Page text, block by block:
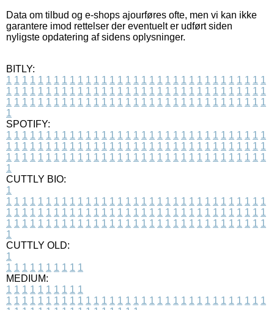
Data om tilbud og e-shops ajourføres ofte, men vi kan ikke
garantere imod rettelser der eventuelt er udført siden
nyligste opdatering af sidens oplysninger.
BITLY:
1 1 1 1 1 1 1 1 1 1 1 1 1 1 1 1 1 1 1 1 1 1 1 1 1 1 1 1 1 1 1 1 1
1 1 1 1 1 1 1 1 1 1 1 1 1 1 1 1 1 1 1 1 1 1 1 1 1 1 1 1 1 1 1 1 1
1 1 1 1 1 1 1 1 1 1 1 1 1 1 1 1 1 1 1 1 1 1 1 1 1 1 1 1 1 1 1 1 1
1
SPOTIFY:
1 1 1 1 1 1 1 1 1 1 1 1 1 1 1 1 1 1 1 1 1 1 1 1 1 1 1 1 1 1 1 1 1
1 1 1 1 1 1 1 1 1 1 1 1 1 1 1 1 1 1 1 1 1 1 1 1 1 1 1 1 1 1 1 1 1
1 1 1 1 1 1 1 1 1 1 1 1 1 1 1 1 1 1 1 1 1 1 1 1 1 1 1 1 1 1 1 1 1
1
CUTTLY BIO:
1
1 1 1 1 1 1 1 1 1 1 1 1 1 1 1 1 1 1 1 1 1 1 1 1 1 1 1 1 1 1 1 1 1
1 1 1 1 1 1 1 1 1 1 1 1 1 1 1 1 1 1 1 1 1 1 1 1 1 1 1 1 1 1 1 1 1
1 1 1 1 1 1 1 1 1 1 1 1 1 1 1 1 1 1 1 1 1 1 1 1 1 1 1 1 1 1 1 1 1
1
CUTTLY OLD:
1
1 1 1 1 1 1 1 1 1 1
MEDIUM:
1 1 1 1 1 1 1 1 1 1
1 1 1 1 1 1 1 1 1 1 1 1 1 1 1 1 1 1 1 1 1 1 1 1 1 1 1 1 1 1 1 1 1